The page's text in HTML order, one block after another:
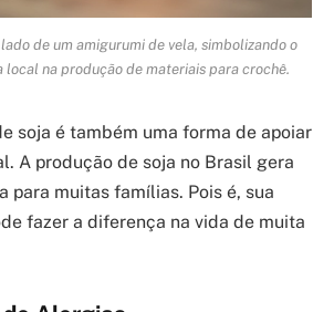
de um amigurumi de vela, simbolizando o
local na produção de materiais para crochê.
soja é também uma forma de apoiar
A produção de soja no Brasil gera
para muitas famílias. Pois é, sua
fazer a diferença na vida de muita